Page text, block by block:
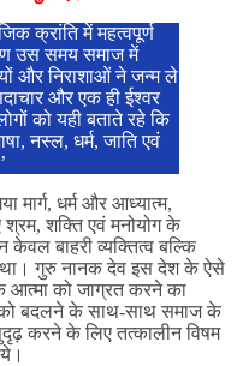
क्रांति में महत्वपूर्ण
उस समय समाज में
और निराशाओं ने जन्म ले
और एक ही ईश्वर
को यही बताते रहे कि
नस्ल, धर्म, जाति एवं
मार्ग, धर्म और आध्यात्म,
शक्ति एवं मनोयोग के
बाहरी व्यक्तित्व बल्कि
था। गुरु नानक देव इस देश के ऐसे
आत्मा को जाग्रत करने का
को बदलने के साथ-साथ समाज के
करने के लिए तत्कालीन विषम